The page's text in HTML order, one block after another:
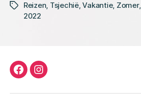
TagsReizen, Tsjechië,Vakantie, Zomer,
2022
facebookinstagram